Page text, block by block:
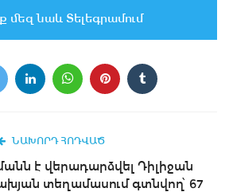
մեզ նաև Տելեգրամում
ՆԱԽՈՐԴ ՀՈԴՎԱԾ
է վերադարձվել Դիլիջան
տեղամասում գտնվող՝ 67